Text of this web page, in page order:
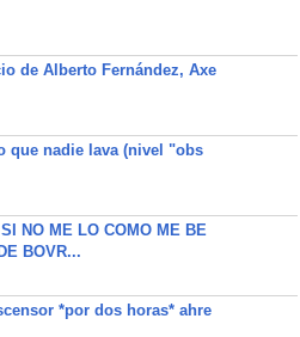
de Alberto Fernández, Axe
que nadie lava (nivel "obs
NO ME LO COMO ME BE
BOVR...
*por dos horas* ahre